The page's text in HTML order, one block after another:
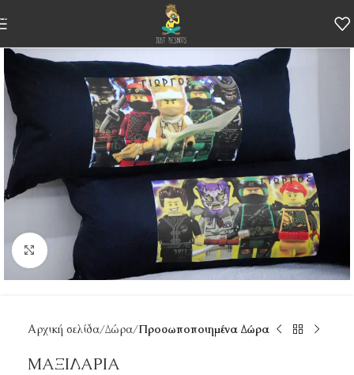
Skip to navigation
Skip to main content
Κάντε κλικ για μεγέθυνση
Αρχική σελίδα Δώρα Προσωποποιημένα Δώρα
ΜΑΞΙΛΑΡΙΑ